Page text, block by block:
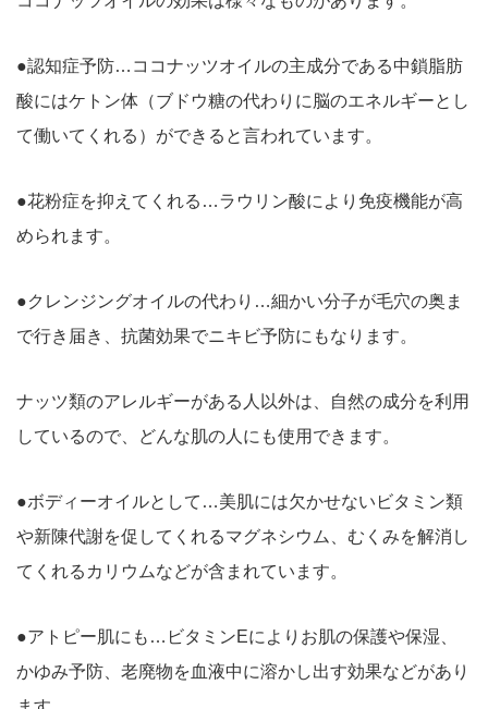
●認知症予防…ココナッツオイルの主成分である中鎖脂肪
酸にはケトン体（ブドウ糖の代わりに脳のエネルギーとし
て働いてくれる）ができると言われています。
●花粉症を抑えてくれる…ラウリン酸により免疫機能が高
められます。
●クレンジングオイルの代わり…細かい分子が毛穴の奥ま
で行き届き、抗菌効果でニキビ予防にもなります。
ナッツ類のアレルギーがある人以外は、自然の成分を利用
しているので、どんな肌の人にも使用できます。
●ボディーオイルとして…美肌には欠かせないビタミン類
や新陳代謝を促してくれるマグネシウム、むくみを解消し
てくれるカリウムなどが含まれています。
●アトピー肌にも…ビタミンEによりお肌の保護や保湿、
かゆみ予防、老廃物を血液中に溶かし出す効果などがあり